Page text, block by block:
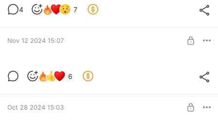
4 7
Nov 12 2024 15:07
6
Oct 28 2024 15:03